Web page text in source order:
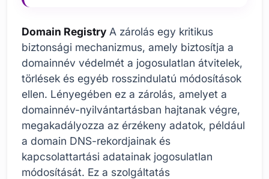
Domain Registry A zárolás egy kritikus
biztonsági mechanizmus, amely biztosítja a
domainnév védelmét a jogosulatlan átvitelek,
törlések és egyéb rosszindulatú módosítások
ellen. Lényegében ez a zárolás, amelyet a
domainnév-nyilvántartásban hajtanak végre,
megakadályozza az érzékeny adatok, például
a domain DNS-rekordjainak és
kapcsolattartási adatainak jogosulatlan
módosítását. Ez a szolgáltatás